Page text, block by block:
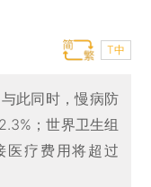
T中
此同时，慢病防
；世界卫生组
医疗费用将超过